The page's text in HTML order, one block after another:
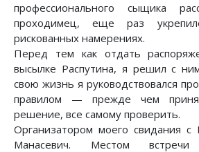
профессионального сыщика
проходимец, еще раз
рискованных намерениях.
Перед тем как отдать
высылке Распутина, я решил с
свою жизнь я руководствовался
правилом — прежде чем
решение, все самому проверить.
Организатором моего свидания с
Манасевич. Местом